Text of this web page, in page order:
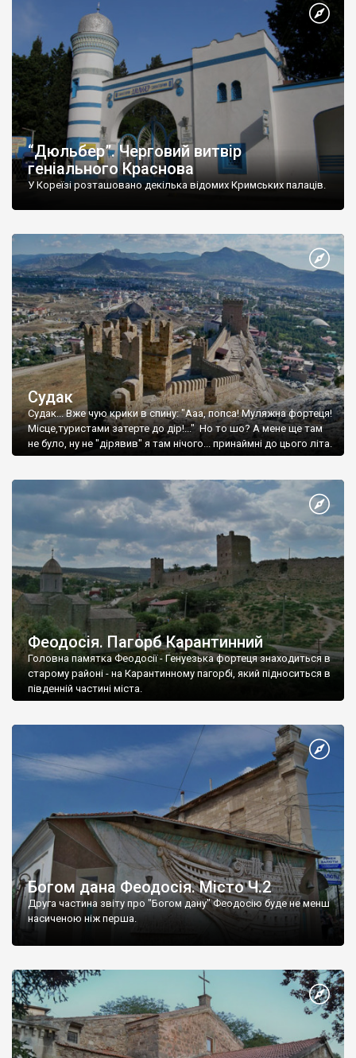
“Дюльбер”. Черговий витвір
геніального Краснова
У Кореїзі розташовано декілька відомих Кримських палаців.
Судак
Судак... Вже чую крики в спину: "Ааа, попса! Муляжна фортеця!
Місце,туристами затерте до дір!..." Но то шо? А мене ще там
не було, ну не "дірявив" я там нічого... принаймні до цього літа.
Феодосія. Пагорб Карантинний
Головна памятка Феодосії - Генуезька фортеця знаходиться в
старому районі - на Карантинному пагорбі, який підноситься в
південній частині міста.
Богом дана Феодосія. Місто Ч.2
Друга частина звіту про "Богом дану" Феодосію буде не менш
насиченою ніж перша.